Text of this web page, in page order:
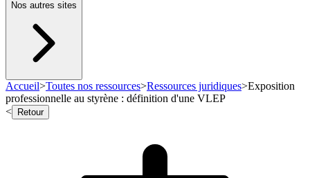
Nos autres sites
Accueil>Toutes nos ressources>Ressources juridiques>Exposition
professionnelle au styrène : définition d'une VLEP
<
Retour